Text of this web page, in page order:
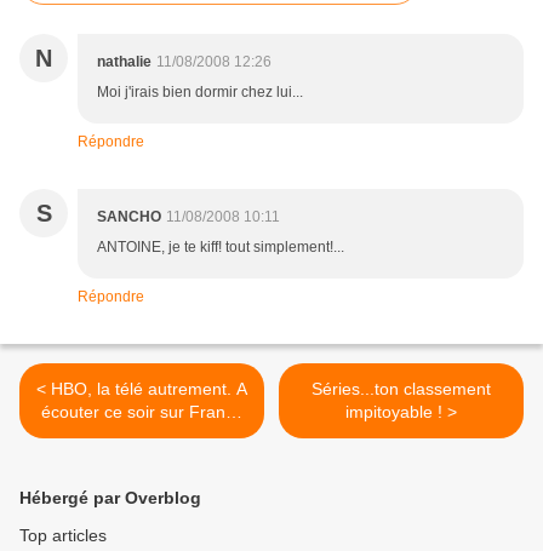
N nathalie 11/08/2008 12:26
Moi j'irais bien dormir chez lui...
Répondre
S SANCHO 11/08/2008 10:11
ANTOINE, je te kiff! tout simplement!...
Répondre
< HBO, la télé autrement. A
écouter ce soir sur France
culture.
Séries...ton classement
impitoyable ! >
Hébergé par Overblog
Top articles